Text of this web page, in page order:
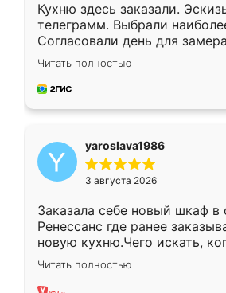
Кухню здесь заказали.
телеграмм. Выбрали
Согласовали день для
недели кухня была уже
довольны работой. Спасибо
мебель за качественную
Читать полностью
yaroslava1986
3 августа 2026
Заказала себе новый шкаф в
Ренессанс где ранее
новую кухню.Чего искать,
вполне довольна. Служит
два года, нареканий нет.
Читать полностью